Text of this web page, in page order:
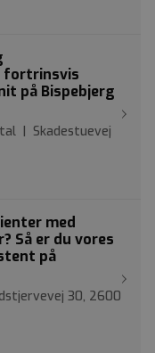
fortrinsvis
på Bispebjerg
| Skadestuevej
med
Så er du vores
på
30, 2600